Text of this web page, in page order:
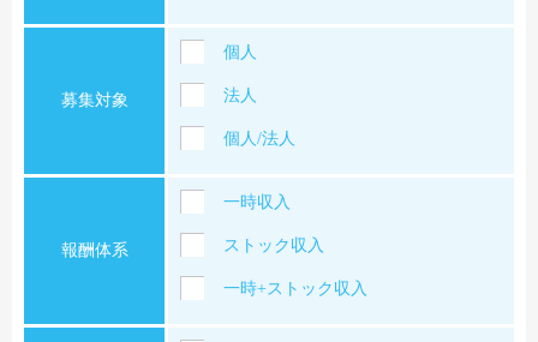
募集対象
個人
法人
個人/法人
報酬体系
一時収入
ストック収入
一時+ストック収入